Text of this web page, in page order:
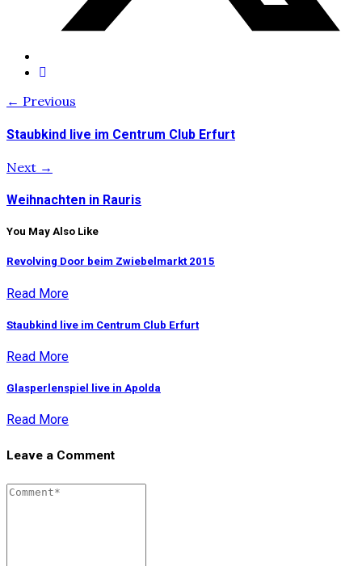
← Previous
Staubkind live im Centrum Club Erfurt
Next →
Weihnachten in Rauris
You May Also Like
Revolving Door beim Zwiebelmarkt 2015
Read More
Staubkind live im Centrum Club Erfurt
Read More
Glasperlenspiel live in Apolda
Read More
Leave a Comment